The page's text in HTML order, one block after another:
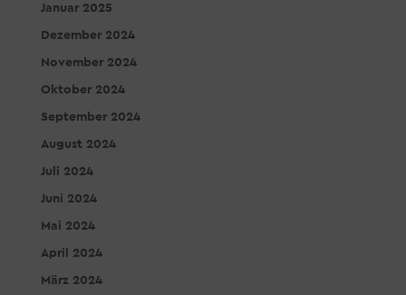
Januar 2025
Dezember 2024
November 2024
Oktober 2024
September 2024
August 2024
Juli 2024
Juni 2024
Mai 2024
April 2024
März 2024